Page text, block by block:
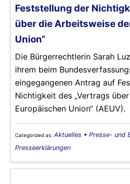
Feststellung der
über die Arbeitsweise
Union“
Die Bürgerrechtlerin Sarah
ihrem beim
eingegangenen Antrag auf
Nichtigkeit des „Vertrags
Europäischen Union“ (AEUV).
Categorized as: Aktuelles • Presse- und
Presseerklärungen